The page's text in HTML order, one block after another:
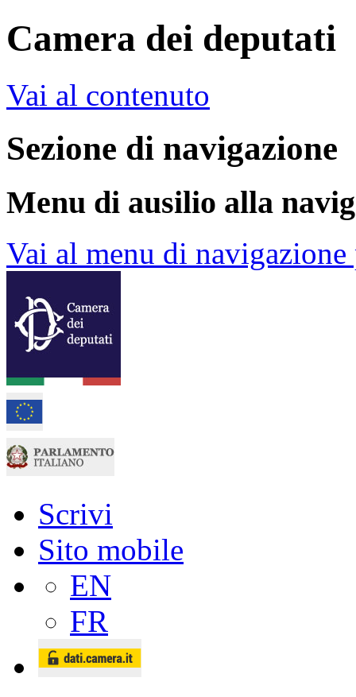
Camera dei deputati
Vai al contenuto
Sezione di navigazione
Menu di ausilio alla
Vai al menu di
Scrivi
Sito mobile
EN
FR